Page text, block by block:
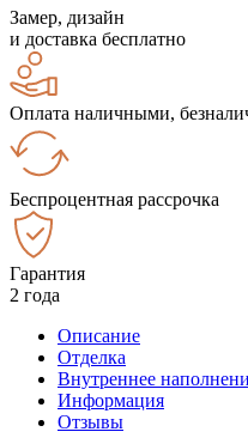
Замер, дизайн
и доставка бесплатно
Оплата наличными,
Беспроцентная рассрочка
Гарантия
2 года
Описание
Отделка
Внутреннее
Информация
Отзывы